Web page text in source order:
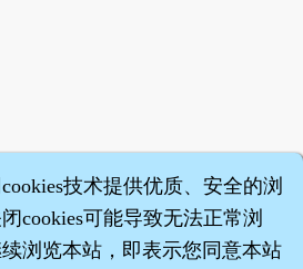
技术提供优质、安全的浏
cookies可能导致无法正常浏
浏览本站，即表示您同意本站